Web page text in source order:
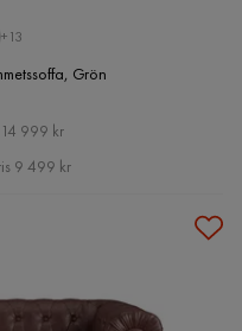
+13
Grön
999 kr
9 499 kr